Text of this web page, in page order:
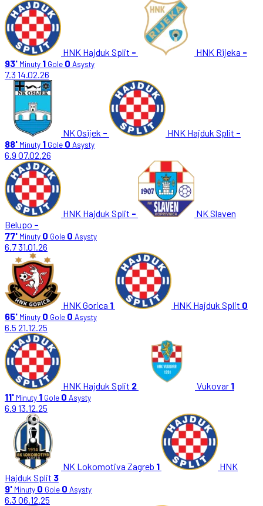
HNK Hajduk Split - HNK Rijeka -
93' Minuty 1 Gole 0 Asysty
7.3 14.02.26
NK Osijek - HNK Hajduk Split -
88' Minuty 1 Gole 0 Asysty
6.9 07.02.26
HNK Hajduk Split -
NK Slaven
Belupo -
77' Minuty 0 Gole 0 Asysty
6.731.01.26
HNK Gorica 1 HNK Hajduk Split 0
65' Minuty 0 Gole 0 Asysty
6.5 21.12.25
HNK Hajduk Split 2 Vukovar 1
11' Minuty 1 Gole 0 Asysty
6.9 13.12.25
NK Lokomotiva Zagreb 1
HNK
Hajduk Split 3
9' Minuty 0 Gole 0 Asysty
6.3 06.12.25